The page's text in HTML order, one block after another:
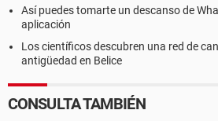
Así puedes tomarte un descanso de
aplicación
Los científicos descubren una red de
antigüedad en Belice
CONSULTA TAMBIÉN